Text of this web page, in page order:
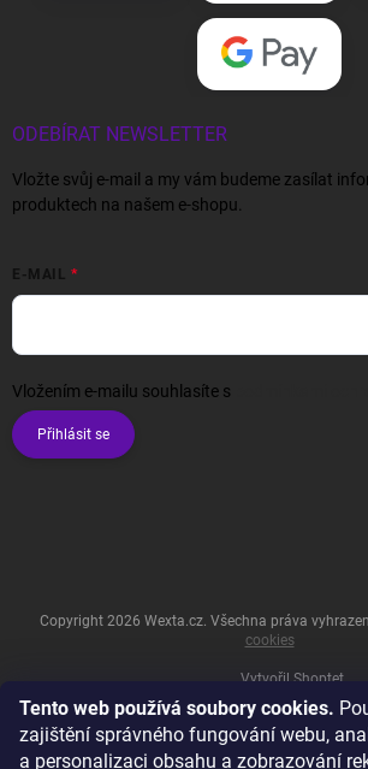
Tento web používá soubory cookies.
zajištění správného fungování webu,
a personalizaci obsahu a zobrazování
ODEBÍRAT NEWSLETTER
Vložte svůj e-mail a my vám budeme zasílat
produktech na našem e-shopu.
E-MAIL
Vložením e-mailu souhlasíte s
Přihlásit se
Vytvořil Shoptet
Copyright 2026 Wexta.cz. Všechna práva
cookies